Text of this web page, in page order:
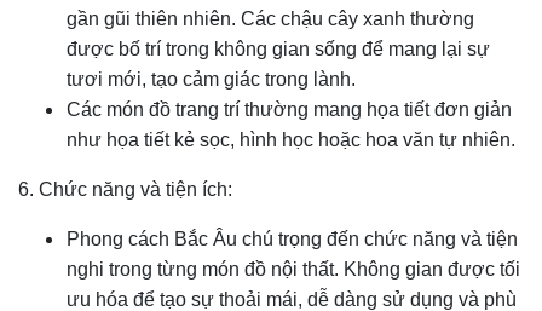
gần gũi thiên nhiên. Các chậu cây xanh thường
được bố trí trong không gian sống để mang lại sự
tươi mới, tạo cảm giác trong lành.
Các món đồ trang trí thường mang họa tiết đơn giản
như họa tiết kẻ sọc, hình học hoặc hoa văn tự nhiên.
6. Chức năng và tiện ích:
Phong cách Bắc Âu chú trọng đến chức năng và tiện
nghi trong từng món đồ nội thất. Không gian được tối
ưu hóa để tạo sự thoải mái, dễ dàng sử dụng và phù